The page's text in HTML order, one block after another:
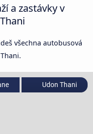
a zastávky v
všechna autobusová
Udon Thani